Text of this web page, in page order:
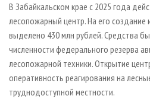
В Забайкальском крае с 2025 года
лесопожарный центр. На его
выделено 430 млн рублей. Средства
численности федерального резерва
лесопожарной техники. Открытие
оперативность реагирования на
труднодоступной местности.